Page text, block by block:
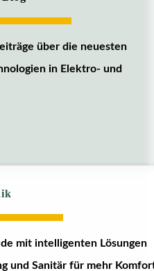
über die neuesten
in Elektro- und
mit intelligenten Lösungen
und Sanitär für mehr